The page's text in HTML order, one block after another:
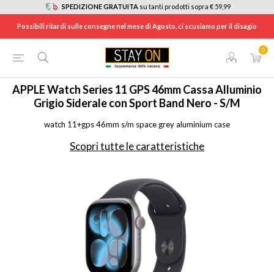
SPEDIZIONE GRATUITA su tanti prodotti sopra € 59,99
Possibili ritardi sulle consegne nel mese di Agosto, ci scusiamo per il disagio
0
HOME WEARABLE / SMARTWATCH MEV04EU
APPLEWatch Series 11 GPS 46mm Cassa Alluminio
Grigio Siderale con Sport Band Nero - S/M
watch 11+gps 46mm s/m space grey aluminium case
Scopri tutte le caratteristiche